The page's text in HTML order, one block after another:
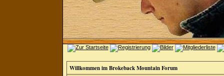
Willkommen im Brokeback Mountain Forum